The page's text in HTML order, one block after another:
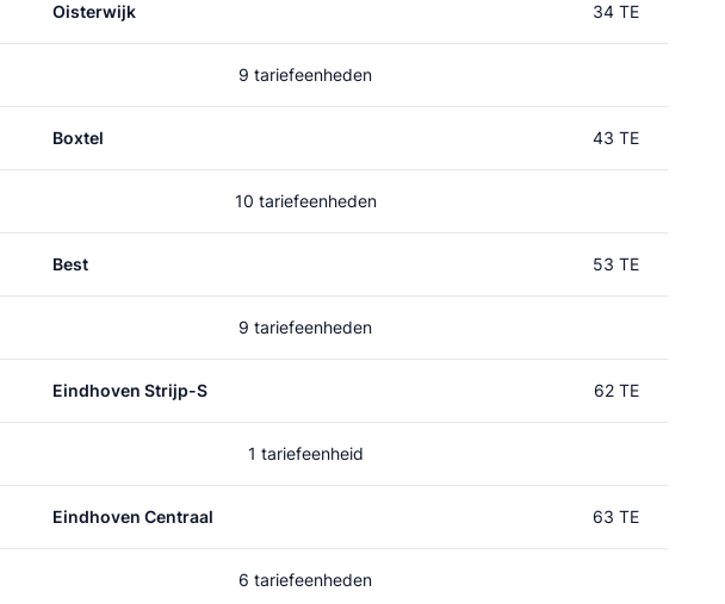
Oisterwijk 34 TE
9 tariefeenheden
Boxtel 43 TE
10 tariefeenheden
Best 53 TE
9 tariefeenheden
Eindhoven Strijp-S 62 TE
1 tariefeenheid
Eindhoven Centraal 63 TE
6 tariefeenheden